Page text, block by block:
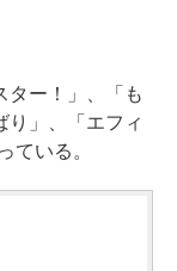
ー！」、「も
り」、「エフィ
ている。